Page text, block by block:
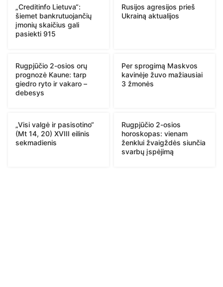
„Creditinfo Lietuva“:
šiemet bankrutuojančių
įmonių skaičius gali
pasiekti 915
Rusijos agresijos prieš
Ukrainą aktualijos
Rugpjūčio 2-osios orų
prognozė Kaune: tarp
giedro ryto ir vakaro –
debesys
Per sprogimą Maskvos
kavinėje žuvo mažiausiai
3 žmonės
„Visi valgė ir pasisotino“
(Mt 14, 20) XVIII eilinis
sekmadienis
Rugpjūčio 2-osios
horoskopas: vienam
ženklui žvaigždės siunčia
svarbų įspėjimą